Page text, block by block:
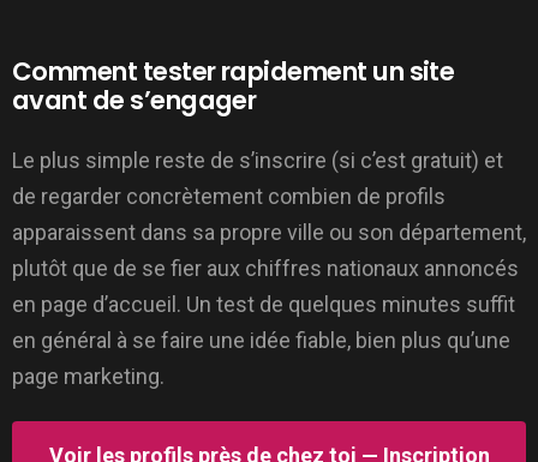
Comment tester rapidement un site
avant de s’engager
Le plus simple reste de s’inscrire (si c’est gratuit) et
de regarder concrètement combien de profils
apparaissent dans sa propre ville ou son département,
plutôt que de se fier aux chiffres nationaux annoncés
en page d’accueil. Un test de quelques minutes suffit
en général à se faire une idée fiable, bien plus qu’une
page marketing.
Voir les profils près de chez toi — Inscription